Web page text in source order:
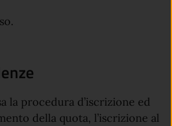
la procedura d’iscrizione ed
della quota, l’iscrizione al